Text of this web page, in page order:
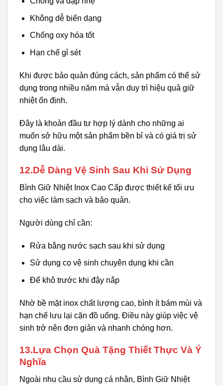
Không dễ biến dạng
Chống oxy hóa tốt
Hạn chế gỉ sét
Khi được bảo quản đúng cách, sản phẩm có thể sử
dụng trong nhiều năm mà vẫn duy trì hiệu quả giữ
nhiệt ổn định.
Đây là khoản đầu tư hợp lý dành cho những ai
muốn sở hữu một sản phẩm bền bỉ và có giá trị sử
dụng lâu dài.
12.Dễ Dàng Vệ Sinh Sau Khi Sử Dụng
Bình Giữ Nhiệt Inox Cao Cấp được thiết kế tối ưu
cho việc làm sạch và bảo quản.
Người dùng chỉ cần:
Rửa bằng nước sạch sau khi sử dụng
Sử dụng cọ vệ sinh chuyên dụng khi cần
Để khô trước khi đậy nắp
Nhờ bề mặt inox chất lượng cao, bình ít bám mùi và
hạn chế lưu lại cặn đồ uống. Điều này giúp việc vệ
sinh trở nên đơn giản và nhanh chóng hơn.
13.Lựa Chọn Quà Tặng Thiết Thực Và Ý
Nghĩa
Ngoài nhu cầu sử dụng cá nhân, Bình Giữ Nhiệt